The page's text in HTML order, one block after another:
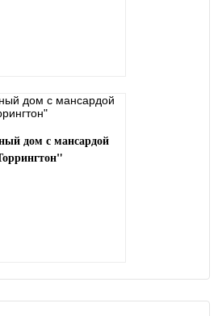
дом с мансардой